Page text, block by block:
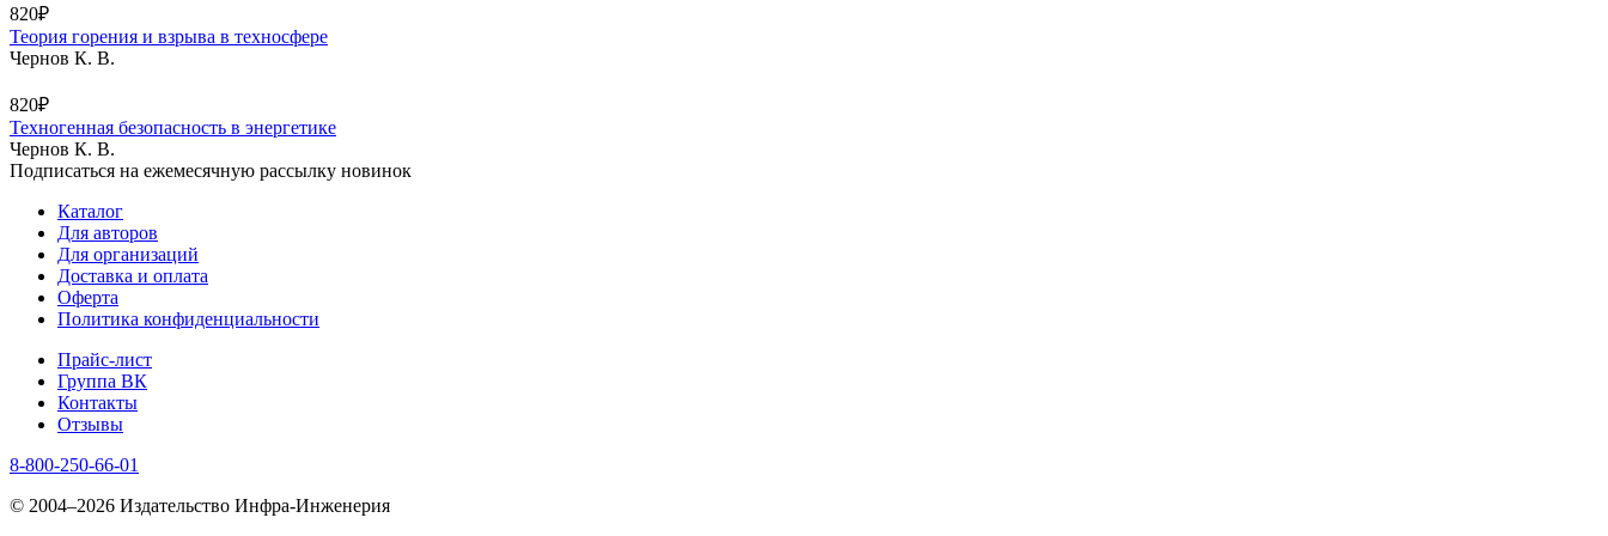
820₽
Теория горения и взрыва в техносфере
Чернов К. В.
820₽
Техногенная безопасность в энергетике
Чернов К. В.
Подписаться на ежемесячную рассылку новинок
Каталог
Для авторов
Для организаций
Доставка и оплата
Оферта
Политика конфиденциальности
Прайс-лист
Группа ВК
Контакты
Отзывы
8-800-250-66-01
© 2004–2026 Издательство Инфра-Инженерия